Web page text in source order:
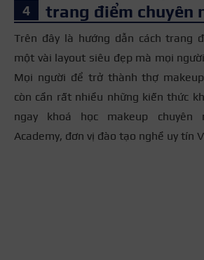
trang điểm chuyên
Trên đây là hướng dẫn cách trang
một vài layout siêu đẹp mà mọi
Mọi người để trở thành thợ
còn cần rất nhiều những kiến thức
ngay khoá học makeup chuyên
Academy, đơn vị đào tạo nghề uy tín